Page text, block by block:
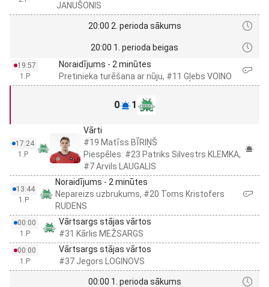
JANUŠONIS
20:00 2. perioda sākums
20:00 1. perioda beigas
19:57
1.P
Noraidījums - 2 minūtes
Pretinieka turēšana ar nūju, #11 Gļebs VOINO
0 1
17:24
1.P
Vārti
#19 Matīss BĪRIŅŠ
Piespēles: #23 Patriks Silvestrs KLEMKA,
#7 Arvils LAUGALIS
13:44
1.P
Noraidījums - 2 minūtes
Nepareizs uzbrukums, #20 Toms Kristofers
RUDENS
00:00
1.P
Vārtsargs stājas vārtos
#31 Kārlis MEŽSARGS
00:00
1.P
Vārtsargs stājas vārtos
#37 Jegors LOGINOVS
00:00 1. perioda sākums